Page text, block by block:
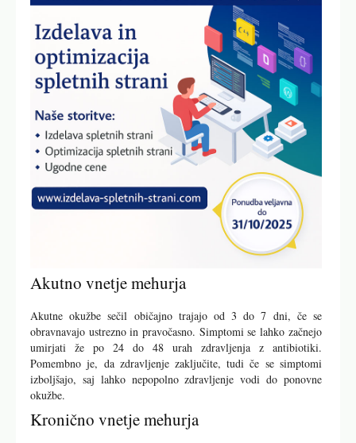
Akutno vnetje mehurja
Akutne okužbe sečil običajno trajajo od 3 do 7 dni, če se
obravnavajo ustrezno in pravočasno. Simptomi se lahko začnejo
umirjati že po 24 do 48 urah zdravljenja z antibiotiki.
Pomembno je, da zdravljenje zaključite, tudi če se simptomi
izboljšajo, saj lahko nepopolno zdravljenje vodi do ponovne
okužbe.
Kronično vnetje mehurja